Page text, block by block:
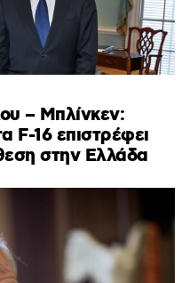
– Μπλίνκεν:
F-16 επιστρέφει
στην Ελλάδα